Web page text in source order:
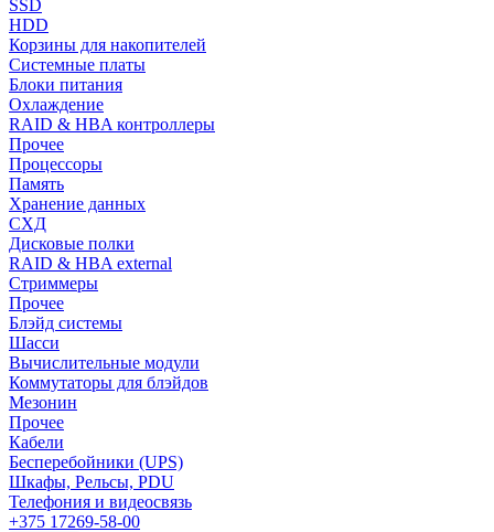
SSD
HDD
Корзины для накопителей
Системные платы
Блоки питания
Охлаждение
RAID & HBA контроллеры
Прочее
Процессоры
Память
Хранение данных
СХД
Дисковые полки
RAID & HBA external
Стриммеры
Прочее
Блэйд системы
Шасси
Вычислительные модули
Коммутаторы для блэйдов
Мезонин
Прочее
Кабели
Бесперебойники (UPS)
Шкафы, Рельсы, PDU
Телефония и видеосвязь
+375 17269-58-00